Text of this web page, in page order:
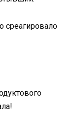
среагировало